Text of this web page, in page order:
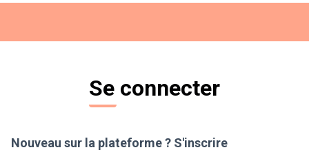
Se connecter
Nouveau sur la plateforme ? S'inscrire